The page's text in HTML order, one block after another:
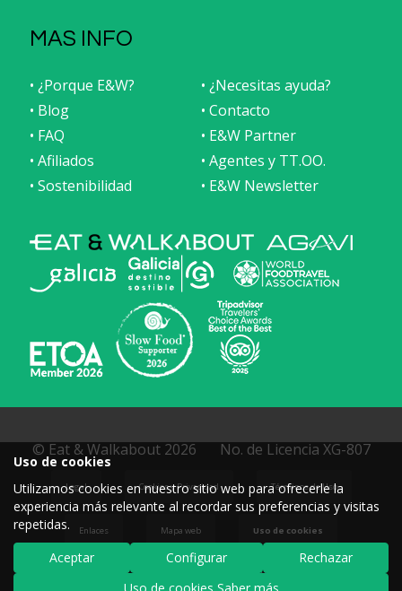
MAS INFO
• ¿Porque E&W?
• ¿Necesitas ayuda?
• Blog
• Contacto
• FAQ
• E&W Partner
• Afiliados
• Agentes y TT.OO.
• Sostenibilidad
• E&W Newsletter
© Eat & Walkabout 2026 No. de Licencia XG-807
Legal Cookies y Privacidad Términos de Uso
Enlaces Mapa web Uso de cookies
Desarrollado por E&W
Uso de cookies
Utilizamos cookies en nuestro sitio web para ofrecerle la
experiencia más relevante al recordar sus preferencias y visitas
repetidas.
Aceptar
Configurar
Rechazar